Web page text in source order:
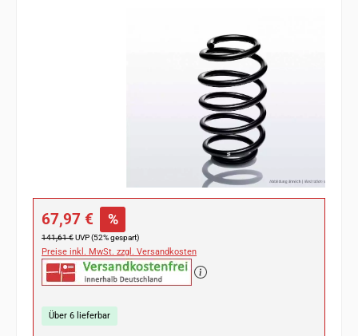
Verkaufspreis:
67,97 € %
Regulärer Preis:
141,61 €UVP (52% gespart)
Preise inkl. MwSt. zzgl. Versandkosten
Über 6 lieferbar